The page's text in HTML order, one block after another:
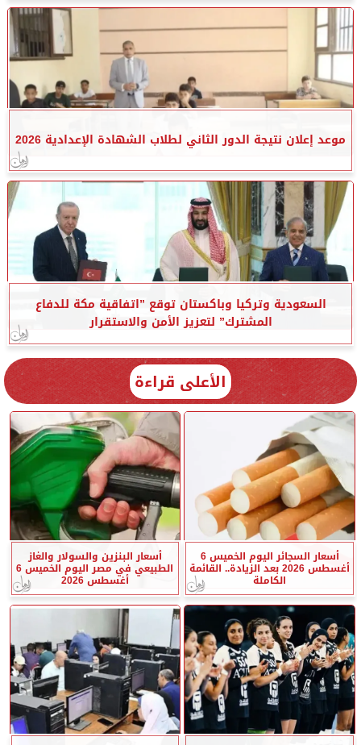
موعد إعلان نتيجة الدور الثاني لطلاب الشهادة الإعدادية 2026
السعودية وتركيا وباكستان توقع ”اتفاقية مكة للدفاع
المشترك” لتعزيز الأمن والاستقرار
الأعلى قراءة
أسعار السجائر اليوم الخميس 6
أغسطس 2026 بعد الزيادة.. القائمة
الكاملة
أسعار البنزين والسولار والغاز
الطبيعي في مصر اليوم الخميس 6
أغسطس 2026